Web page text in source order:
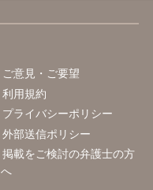
ご意見・ご要望
利用規約
プライバシーポリシー
外部送信ポリシー
掲載をご検討の弁護士の方
へ